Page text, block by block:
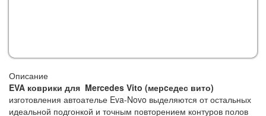
Описание
EVA коврики для Mercedes Vito (мерcедес вито)
изготовления автоателье Eva-Novo выделяются от остальных
идеальной подгонкой и точным повторением контуров полов